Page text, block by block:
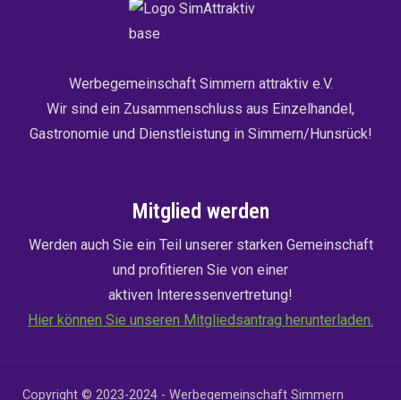
Werbegemeinschaft Simmern attraktiv e.V.
Wir sind ein Zusammenschluss aus Einzelhandel,
Gastronomie und Dienstleistung in Simmern/Hunsrück!
Mitglied werden
Werden auch Sie ein Teil unserer starken Gemeinschaft
und profitieren Sie von einer
aktiven Interessenvertretung!
Hier können Sie unseren Mitgliedsantrag herunterladen.
Copyright © 2023-2024 - Werbegemeinschaft Simmern